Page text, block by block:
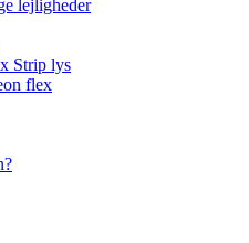
lejligheder
Strip lys
flex